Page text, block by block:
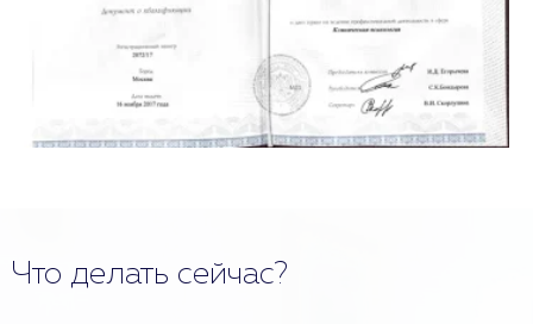
Что делать сейчас?